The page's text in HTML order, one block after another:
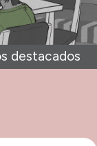
destacados